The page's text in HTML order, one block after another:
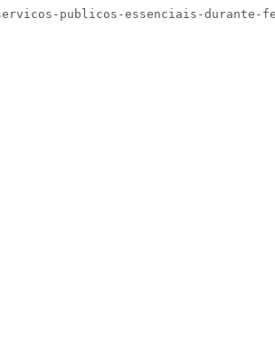
publicos-essenciais-durante-